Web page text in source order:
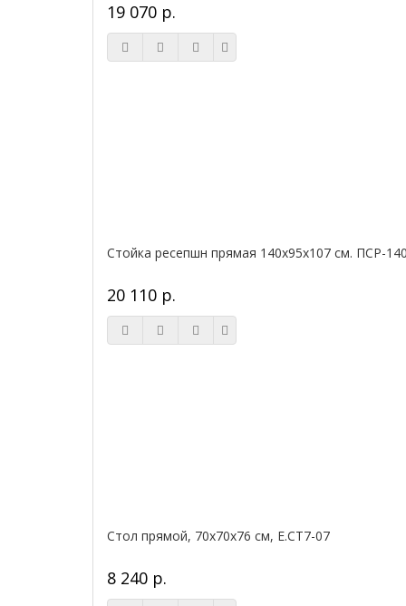
19 070 р.
Стойка ресепшн прямая 140х95х107 см. ПСР-
20 110 р.
Стол прямой, 70x70x76 см, Е.СТ7-07
8 240 р.